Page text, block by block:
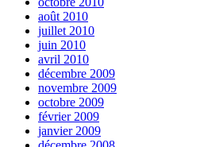
août 2010
juillet 2010
juin 2010
avril 2010
décembre 2009
novembre 2009
octobre 2009
février 2009
janvier 2009